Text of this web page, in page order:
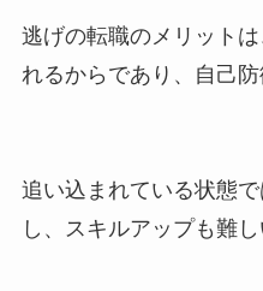
逃げの転職のメリット
れるからであり、自己防
追い込まれている状態
し、スキルアップも難し